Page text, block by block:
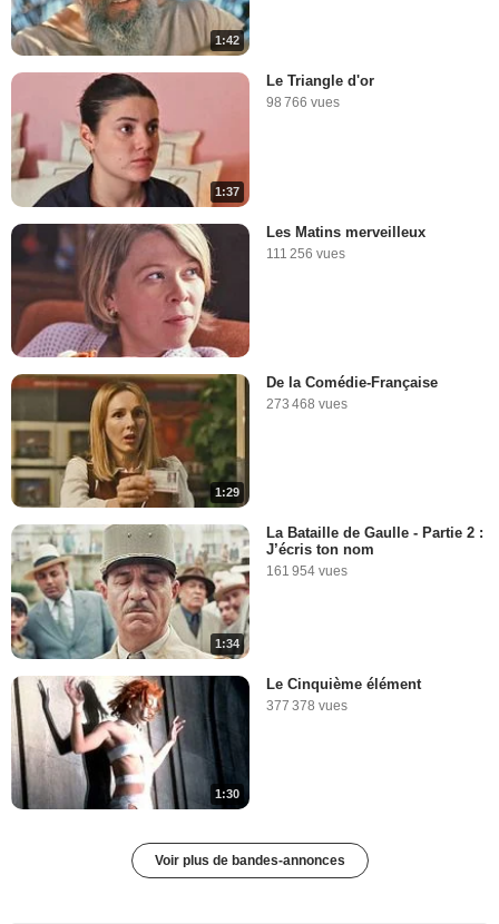
1:42
1:37
Le Triangle d'or
98 766 vues
Les Matins merveilleux
111 256 vues
1:29
De la Comédie-Française
273 468 vues
1:34
La Bataille de Gaulle - Partie 2 :
J’écris ton nom
161 954 vues
1:30
Le Cinquième élément
377 378 vues
Voir plus de bandes-annonces